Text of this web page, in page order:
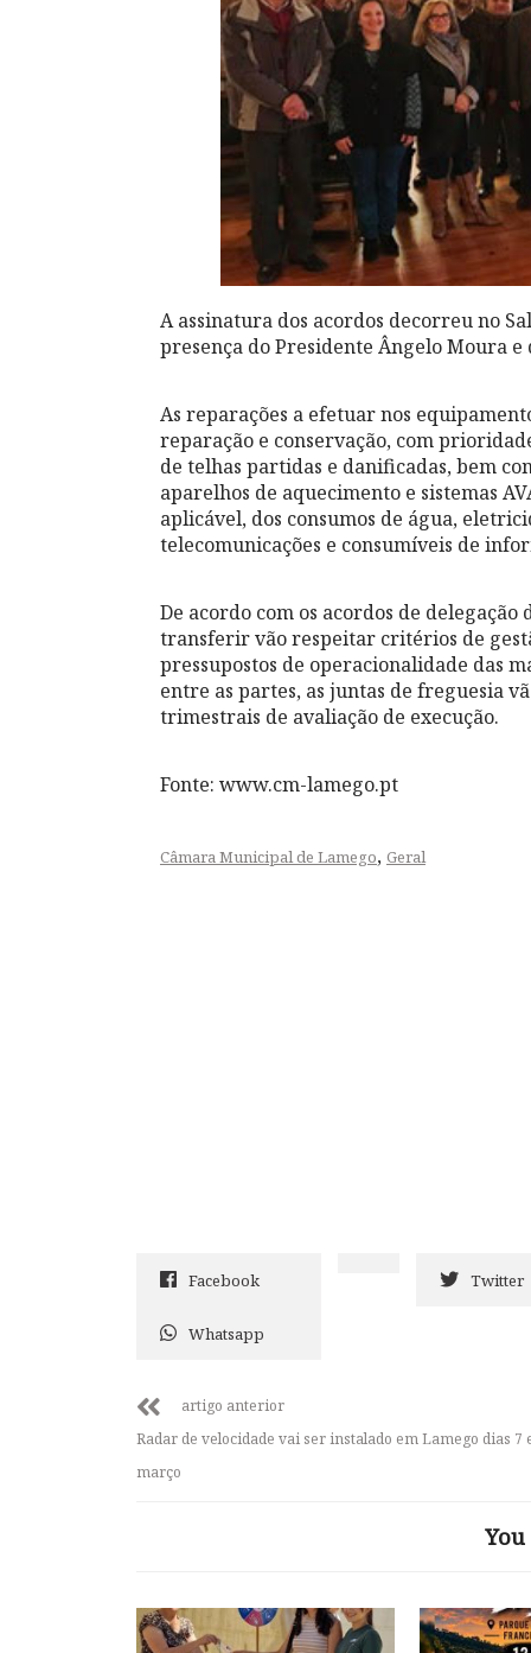
A assinatura dos acordos decorreu no
presença do Presidente Ângelo Moura
As reparações a efetuar nos
reparação e conservação, com
de telhas partidas e danificadas, bem
aparelhos de aquecimento e sistemas
aplicável, dos consumos de água,
telecomunicações e consumíveis de
De acordo com os acordos de
transferir vão respeitar critérios de
pressupostos de operacionalidade das
entre as partes, as juntas de freguesia
trimestrais de avaliação de execução.
Fonte: www.cm-lamego.pt
Câmara Municipal de Lamego, Geral
Facebook Twitter
Whatsapp
artigo anterior
Radar de velocidade vai ser instalado em Lamego dias 7
março